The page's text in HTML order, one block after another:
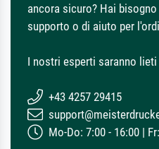
ancora sicuro? Hai
supporto o di aiuto per
I nostri esperti saranno
+43 4257 29415
Mo-Do: 7:00 - 16:00 |